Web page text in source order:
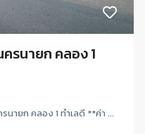
รนายก คลอง 1
ายก คลอง 1 ทำเลดี **ค่า ...